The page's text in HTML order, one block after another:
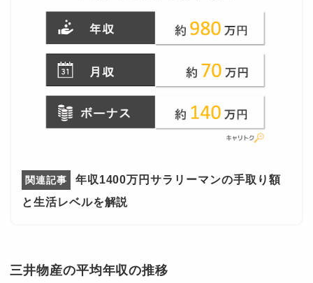
年収1400万円サラリーマンの手取り額
と生活レベルを解説
三井物産の平均年収の推移